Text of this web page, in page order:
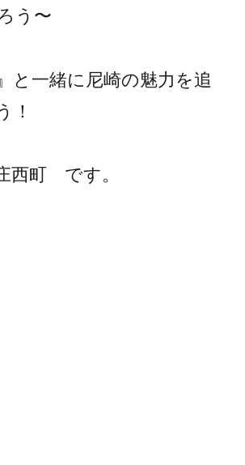
う〜
と一緒に尼崎の魅力を追
！
西町 です。